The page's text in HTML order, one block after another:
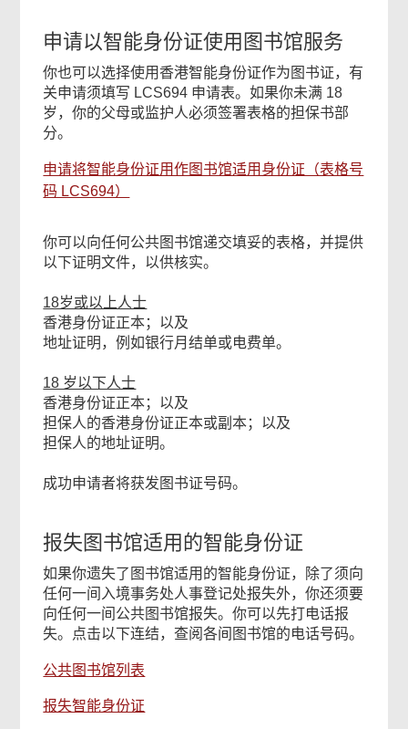
申请以智能身份证使用图书馆服务
你也可以选择使用香港智能身份证作为图书证，有
关申请须填写 LCS694 申请表。如果你未满 18
岁，你的父母或监护人必须签署表格的担保书部
分。
申请将智能身份证用作图书馆适用身份证（表格号
码 LCS694）
你可以向任何公共图书馆递交填妥的表格，并提供
以下证明文件，以供核实。
18岁或以上人士
香港身份证正本；以及
地址证明，例如银行月结单或电费单。
18 岁以下人士
香港身份证正本；以及
担保人的香港身份证正本或副本；以及
担保人的地址证明。
成功申请者将获发图书证号码。
报失图书馆适用的智能身份证
如果你遗失了图书馆适用的智能身份证，除了须向
任何一间入境事务处人事登记处报失外，你还须要
向任何一间公共图书馆报失。你可以先打电话报
失。点击以下连结，查阅各间图书馆的电话号码。
公共图书馆列表
报失智能身份证